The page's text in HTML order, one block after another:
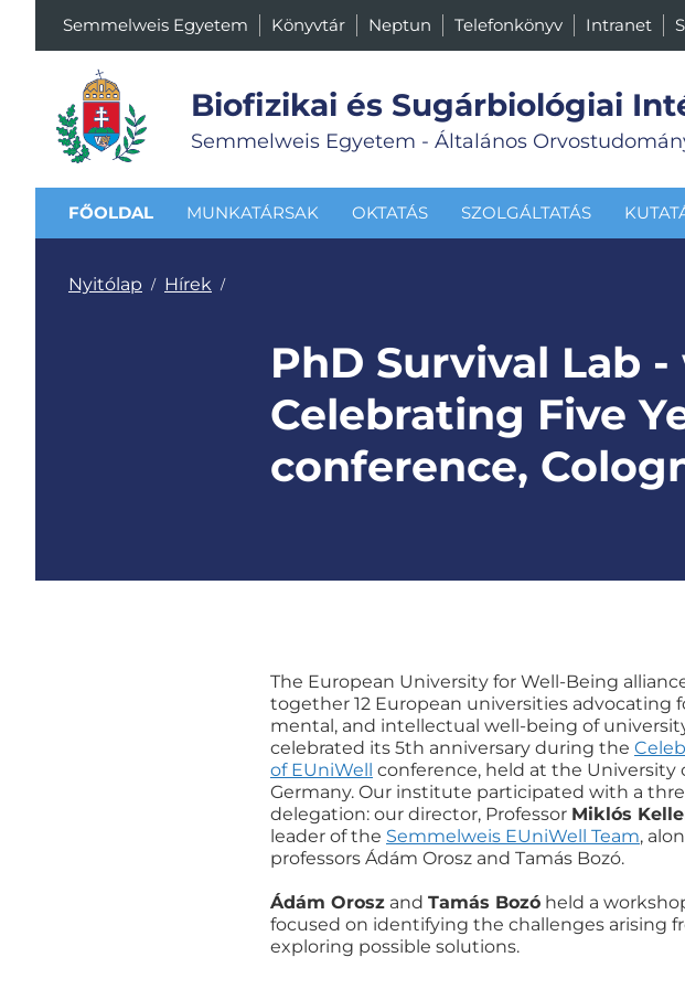
Semmelweis Egyetem Könyvtár Neptun Telefonkönyv Intranet
Biofizikai és Sugárbiológiai
Semmelweis Egyetem - Általános
FŐOLDAL MUNKATÁRSAK OKTATÁS SZOLGÁLTATÁS
Nyitólap / Hírek /
PhD Survival Lab
Celebrating Five
conference,
The European University for Well-Being
together 12 European universities advocating
mental, and intellectual well-being of
celebrated its 5th anniversary during the
of EUniWell conference, held at the University
Germany. Our institute participated with a
delegation: our director, Professor Miklós
leader of the Semmelweis EUniWell Team,
professors Ádám Orosz and Tamás Bozó.
Ádám Orosz and Tamás Bozó held a
focused on identifying the challenges arising
exploring possible solutions.